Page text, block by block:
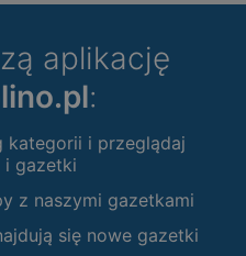
aplikację
:
kategorii i przeglądaj
gazetki
z naszymi gazetkami
się nowe gazetki